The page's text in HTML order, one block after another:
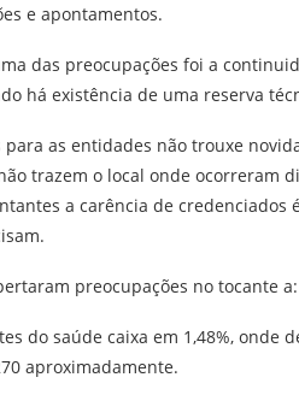
e apontamentos.
das preocupações foi a
há existência de uma reserva
as entidades não trouxe
trazem o local onde ocorreram
a carência de credenciados
preocupações no tocante a:
do saúde caixa em 1,48%, onde
aproximadamente.